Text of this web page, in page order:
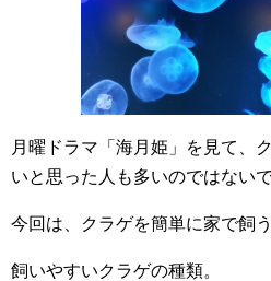
月曜ドラマ「海月姫」を見て、
いと思った人も多いのではない
今回は、クラゲを簡単に家で飼
飼いやすいクラゲの種類。